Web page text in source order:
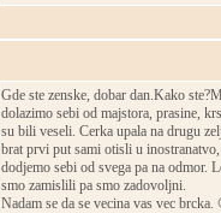
Gde ste zenske, dobar dan.Kako
dolazimo sebi od majstora, prasine,
su bili veseli. Cerka upala na drugu
brat prvi put sami otisli u
dodjemo sebi od svega pa na odmor.
smo zamislili pa smo zadovoljni.
Nadam se da se vecina vas vec brcka.